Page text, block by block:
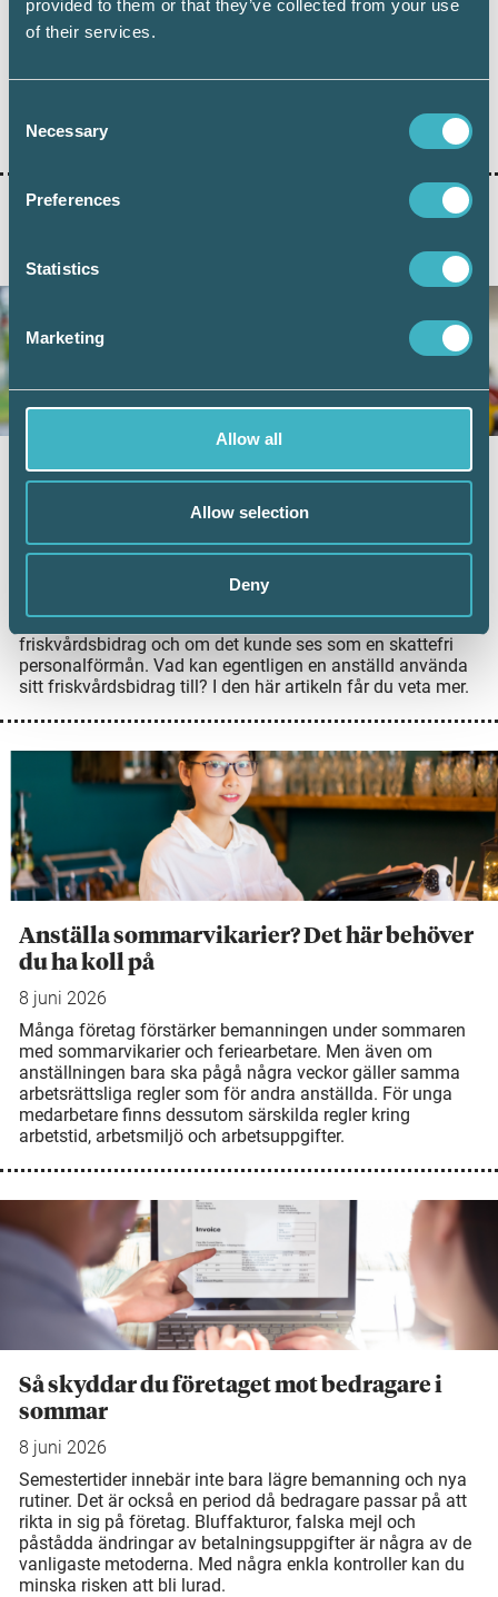
provided to them or that they’ve collected from your use
of their services.
Selection
Necessary
Preferences
Statistics
Marketing
Allow all
Allow selection
Deny
Dela:
Vad kan friskvårdsbidraget användas till?
Arbetsgivare kan erbjuda sina anställda ett
friskvårdsbidrag, men det finns några saker att tänka på
för att bidraget ska vara skattefritt. Nyligen avgjorde
anställd kunde köpa en konsertbiljett för sitt
friskvårdsbidrag och om det kunde ses som en skattefri
personalförmån. Vad kan egentligen en anställd använda
sitt friskvårdsbidrag till? I den här artikeln får du veta mer.
Anställa sommarvikarier? Det här behöver
du ha koll på
8 juni 2026
Många företag förstärker bemanningen under sommaren
med sommarvikarier och feriearbetare. Men även om
anställningen bara ska pågå några veckor gäller samma
arbetsrättsliga regler som för andra anställda. För unga
medarbetare finns dessutom särskilda regler kring
arbetstid, arbetsmiljö och arbetsuppgifter.
Så skyddar du företaget mot bedragare i
sommar
8 juni 2026
Semestertider innebär inte bara lägre bemanning och nya
rutiner. Det är också en period då bedragare passar på att
rikta in sig på företag. Bluffakturor, falska mejl och
påstådda ändringar av betalningsuppgifter är några av de
vanligaste metoderna. Med några enkla kontroller kan du
minska risken att bli lurad.